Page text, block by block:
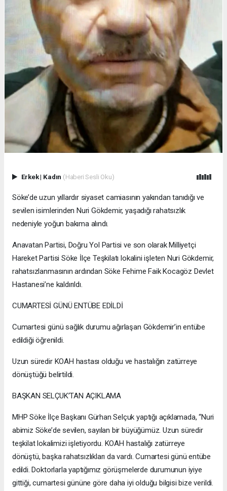
Erkek| Kadın (Haberi Sesli Oku)
Söke’de uzun yıllardır siyaset camiasının yakından tanıdığı ve
sevilen isimlerinden Nuri Gökdemir, yaşadığı rahatsızlık
nedeniyle yoğun bakıma alındı.
Anavatan Partisi, Doğru Yol Partisi ve son olarak Milliyetçi
Hareket Partisi Söke İlçe Teşkilatı lokalini işleten Nuri Gökdemir,
rahatsızlanmasının ardından Söke Fehime Faik Kocagöz Devlet
Hastanesi’ne kaldırıldı.
CUMARTESİ GÜNÜ ENTÜBE EDİLDİ
Cumartesi günü sağlık durumu ağırlaşan Gökdemir’in entübe
edildiği öğrenildi.
Uzun süredir KOAH hastası olduğu ve hastalığın zatürreye
dönüştüğü belirtildi.
BAŞKAN SELÇUK’TAN AÇIKLAMA
MHP Söke İlçe Başkanı Gürhan Selçuk yaptığı açıklamada, “Nuri
abimiz Söke’de sevilen, sayılan bir büyüğümüz. Uzun süredir
teşkilat lokalimizi işletiyordu. KOAH hastalığı zatürreye
dönüştü, başka rahatsızlıkları da vardı. Cumartesi günü entübe
edildi. Doktorlarla yaptığımız görüşmelerde durumunun iyiye
gittiği, cumartesi gününe göre daha iyi olduğu bilgisi bize verildi.